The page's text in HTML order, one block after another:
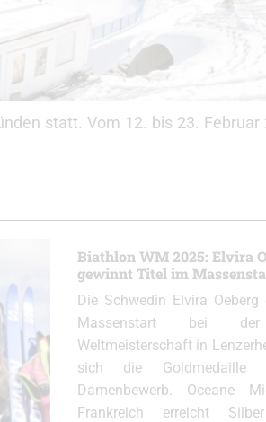
statt. Vom 12. bis 23. Februar
Biathlon WM 2025: Elvira
gewinnt Titel im
Die Schwedin Elvira Oeberg
Massenstart bei
Weltmeisterschaft in
sich die Goldmedaille
Damenbewerb. Oceane
Frankreich erreicht